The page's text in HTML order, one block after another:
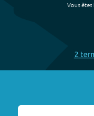
Vous êtes
2